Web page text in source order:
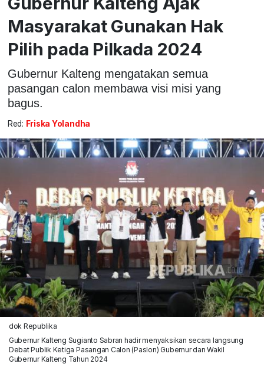
Masyarakat Gunakan Hak
Pilih pada Pilkada 2024
Gubernur Kalteng mengatakan semua
pasangan calon membawa visi misi yang
bagus.
Red: Friska Yolandha
dok Republika
Gubernur Kalteng Sugianto Sabran hadir menyaksikan secara langsung
Debat Publik Ketiga Pasangan Calon (Paslon) Gubernur dan Wakil
Gubernur Kalteng Tahun 2024